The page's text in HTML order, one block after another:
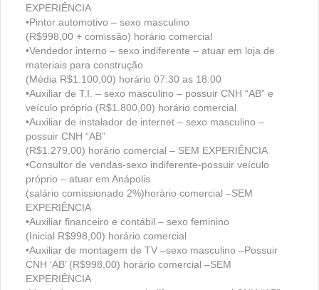
EXPERIÊNCIA
•Pintor automotivo – sexo masculino
(R$998,00 + comissão) horário comercial
•Vendedor interno – sexo indiferente – atuar em loja de
materiais para construção
(Média R$1.100,00) horário 07:30 as 18:00
•Auxiliar de T.I. – sexo masculino – possuir CNH “AB” e
veículo próprio (R$1.800,00) horário comercial
•Auxiliar de instalador de internet – sexo masculino –
possuir CNH “AB”
(R$1.279,00) horário comercial – SEM EXPERIÊNCIA
•Consultor de vendas-sexo indiferente-possuir veículo
próprio – atuar em Anápolis
(salário comissionado 2%)horário comercial –SEM
EXPERIÊNCIA
•Auxiliar financeiro e contábil – sexo feminino
(Inicial R$998,00) horário comercial
•Auxiliar de montagem de TV –sexo masculino –Possuir
CNH ‘AB’ (R$998,00) horário comercial –SEM
EXPERIÊNCIA